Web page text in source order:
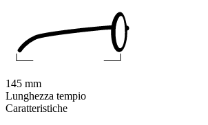
Caratteristiche
145 mm
Lunghezza tempio